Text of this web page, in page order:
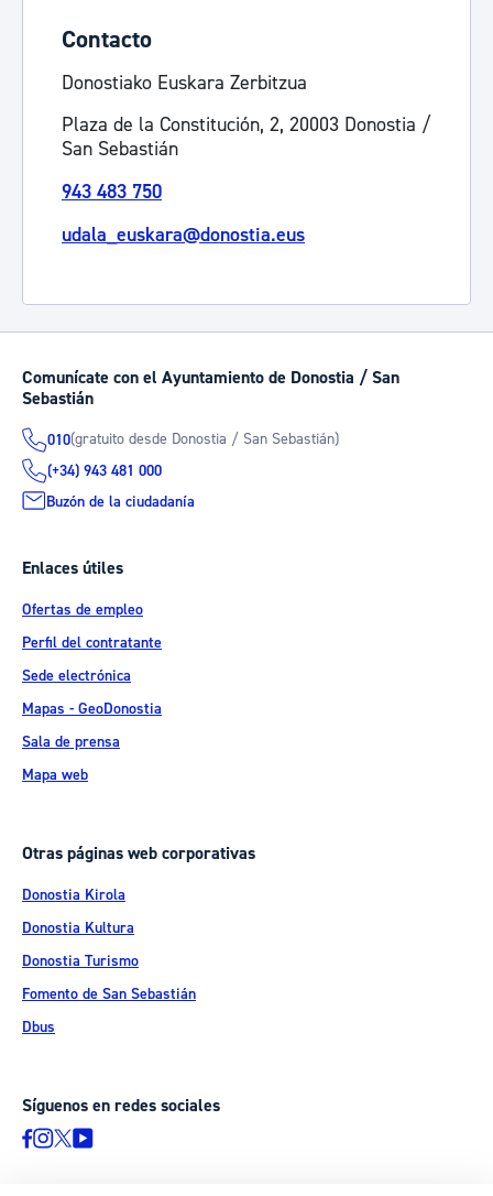
Contacto
Donostiako Euskara Zerbitzua
Plaza de la Constitución, 2, 20003 Donostia /
San Sebastián
943 483 750
udala_euskara@donostia.eus
Comunícate con el Ayuntamiento de Donostia / San
Sebastián
010(gratuito desde Donostia / San Sebastián)
(+34) 943 481 000
Buzón de la ciudadanía
Enlaces útiles
Ofertas de empleo
Perfil del contratante
Sede electrónica
Mapas - GeoDonostia
Sala de prensa
Mapa web
Otras páginas web corporativas
Donostia Kirola
Donostia Kultura
Donostia Turismo
Fomento de San Sebastián
Dbus
Síguenos en redes sociales